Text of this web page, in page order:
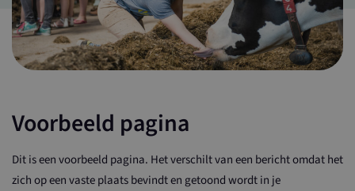
Voorbeeld pagina
Dit is een voorbeeld pagina. Het verschilt van een bericht omdat het
zich op een vaste plaats bevindt en getoond wordt in je